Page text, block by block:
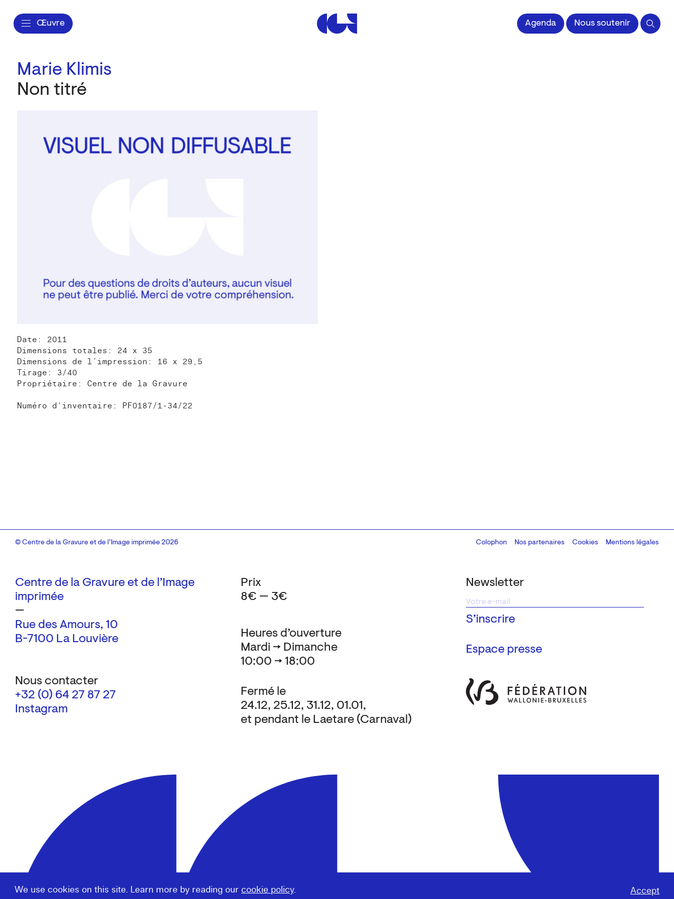
Œuvre Centre de la Gravure et de l'Image impriméeAgenda Nous soutenir
We use cookies on this site. Learn more by reading our cookie policy. Accept
Marie Klimis
Non titré
Date: 2011
Dimensions totales: 24 x 35
Dimensions de l’impression: 16 x 29,5
Tirage: 3/40
Propriétaire: Centre de la Gravure
Numéro d'inventaire: PF0187/1-34/22
Centre de la Gravure et de l’Image
imprimée
—
Rue des Amours, 10
B-7100 La Louvière
Nous contacter
+32 (0) 64 27 87 27
Instagram
Newsletter
Espace presse
Heures d’ouverture
Mardi → Dimanche
10:00 → 18:00
Fermé le
24.12, 25.12, 31.12, 01.01,
et pendant le Laetare (Carnaval)
Prix
8€ — 3€
© Centre de la Gravure et de l’Image imprimée 2026 Colophon
Design:Marcel Kaczmarek, code:8080.studio
Nos partenaires Cookies Mentions légales